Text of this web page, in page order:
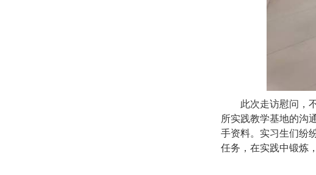
此次走访慰问，
所实践教学基地的沟
手资料。实习生们纷
任务，在实践中锻炼